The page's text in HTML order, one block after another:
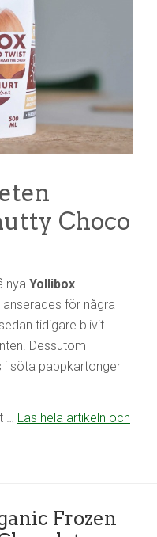
Choco
nya Yollibox
för några
tidigare blivit
Dessutom
i söta pappkartonger
… Läs hela artikeln och
Frozen